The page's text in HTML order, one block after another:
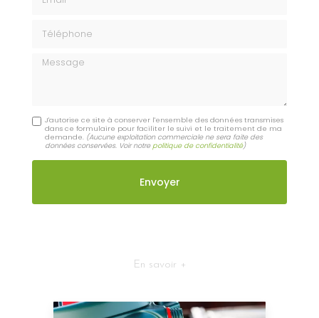
Message
J'autorise ce site à conserver l'ensemble des données transmises
dans ce formulaire pour faciliter le suivi et le traitement de ma
demande. (Aucune exploitation commerciale ne sera faite des
données conservées. Voir notrepolitique de confidentialité)
En savoir +